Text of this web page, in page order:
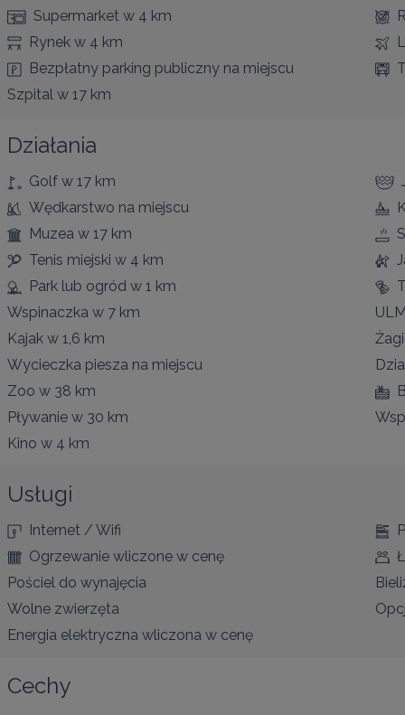
Supermarket w 4 km
Rynek w 4 km
Bezpłatny parking publiczny na miejscu
Szpital w 17 km
Działania
Golf w 17 km
Wędkarstwo na miejscu
Muzea w 17 km
Tenis miejski w 4 km
Park lub ogród w 1 km
Wspinaczka w 7 km
Kajak w 1,6 km
Wycieczka piesza na miejscu
Zoo w 38 km
Pływanie w 30 km
Kino w 4 km
Usługi
Internet / Wifi
Ogrzewanie wliczone w cenę
Pościel do wynajęcia
Wolne zwierzęta
Energia elektryczna wliczona w cenę
Cechy